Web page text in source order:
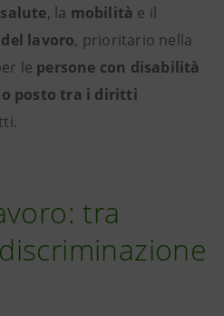
salute, la mobilità e il
lavoro, prioritario nella
le persone con disabilità
posto tra i diritti
tra